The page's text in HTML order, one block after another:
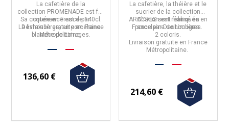
La cafetière de la
collection PROMENADE est fab
riquée enFrancepar
Deshoulières,en porcelaine
blanche de Limoges.
Sa contenance est de 140cl.
La livraison gratuite en France
Métropolitaine.
136,60 €
coloris
La cafetière, la théière et le
sucrier de la collection
ARACDESsont fabriqués en
France parDeshoulières.
Chacun est réalisé en
porcelainede Limoges.
2 coloris.
Livraison gratuite en France
Métropolitaine.
214,60 €